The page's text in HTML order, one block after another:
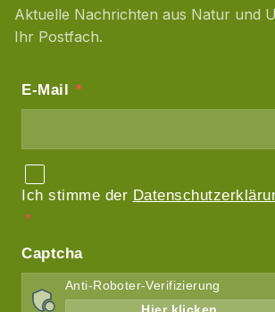
Aktuelle Nachrichten aus Natur und
Ihr Postfach.